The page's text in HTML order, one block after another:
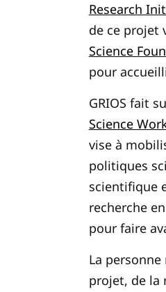
Research
de ce projet
Science
pour
GRIOS fait
Science
vise à
politiques
scientifique
recherche
pour faire
La
projet, de la